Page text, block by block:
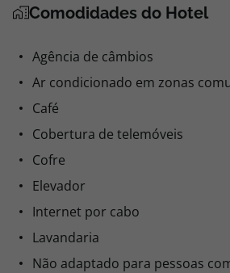
Comodidades do Hotel
Agência de câmbios
Ar condicionado em zonas
Café
Cobertura de telemóveis
Cofre
Elevador
Internet por cabo
Lavandaria
Não adaptado para pessoas